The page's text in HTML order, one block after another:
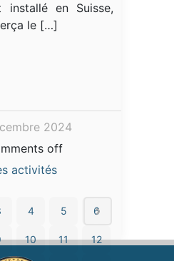
installé en Suisse, à
le […]
2024
off
activités
4 5 6
10 11 12